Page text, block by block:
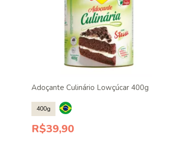
Adoçante Culinário Lowçúcar 400g
400g
R$39,90